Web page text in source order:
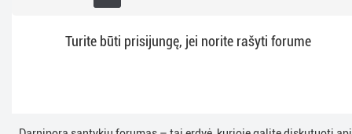
Turite būti prisijungę, jei norite rašyti forume